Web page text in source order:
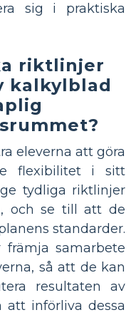
sig i praktiska
riktlinjer
kalkylblad
eleverna att göra
flexibilitet i sitt
tydliga riktlinjer
och se till att de
standarder.
främja samarbete
så att de kan
resultaten av
att införliva dessa